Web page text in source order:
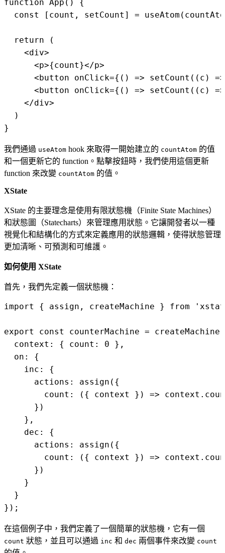
function App() {
const [count, setCount] =
  return (
    <div>
      <p>{count}</p>
<button onClick={() => setCount((c)
<button onClick={() => setCount((c)
    </div>
  )
我們通過 useAtom hook 來取得一開始建立的 countAtom 的值
和一個更新它的 function。點擊按鈕時，我們使用這個更新
function 來改變 countAtom 的值。
XState
XState 的主要理念是使用有限狀態機（Finite State Machines）
和狀態圖（Statecharts）來管理應用狀態。它讓開發者以一種
視覺化和結構化的方式來定義應用的狀態邏輯，使得狀態管理
更加清晰、可預測和可維護。
如何使用 XState
首先，我們先定義一個狀態機：
import { assign, createMachine } from
export const counterMachine =
  context: { count: 0 },
  on: {
    inc: {
      actions: assign({
count: ({ context }) =>
      })
    },
    dec: {
      actions: assign({
count: ({ context }) =>
      })
    }
  }
在這個例子中，我們定義了一個簡單的狀態機，它有一個
count 狀態，並且可以通過 inc 和 dec 兩個事件來改變 count